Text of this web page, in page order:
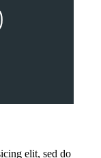
elit, sed do